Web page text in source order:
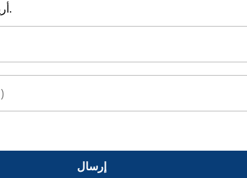
أريد ردًا على رأيي.
إرسال